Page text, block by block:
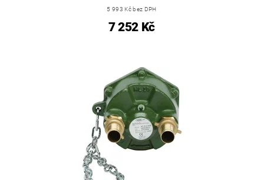
5 993 Kč bez DPH
7 252 Kč